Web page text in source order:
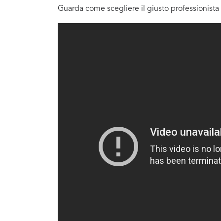
Guarda come scegliere il giusto professionista